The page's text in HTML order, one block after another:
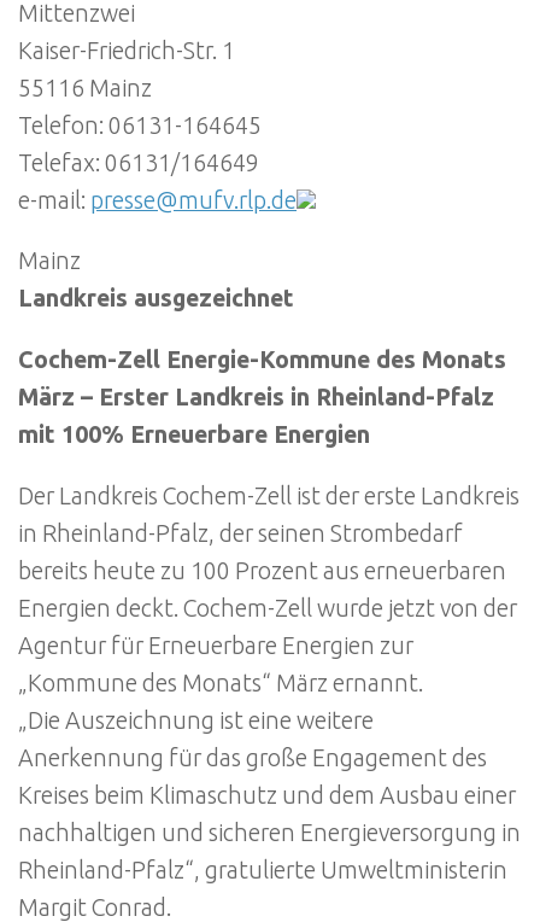
Mittenzwei
Kaiser-Friedrich-Str. 1
55116 Mainz
Telefon: 06131-164645
Telefax: 06131/164649
e-mail: presse@mufv.rlp.de
Mainz
Landkreis ausgezeichnet
Cochem-Zell Energie-Kommune des Monats
März – Erster Landkreis in Rheinland-Pfalz
mit 100% Erneuerbare Energien
Der Landkreis Cochem-Zell ist der erste Landkreis
in Rheinland-Pfalz, der seinen Strombedarf
bereits heute zu 100 Prozent aus erneuerbaren
Energien deckt. Cochem-Zell wurde jetzt von der
Agentur für Erneuerbare Energien zur
„Kommune des Monats“ März ernannt.
„Die Auszeichnung ist eine weitere
Anerkennung für das große Engagement des
Kreises beim Klimaschutz und dem Ausbau einer
nachhaltigen und sicheren Energieversorgung in
Rheinland-Pfalz“, gratulierte Umweltministerin
Margit Conrad.